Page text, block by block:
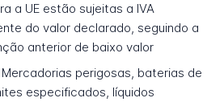
a UE estão sujeitas a IVA
do valor declarado, seguindo a
anterior de baixo valor
Mercadorias perigosas, baterias de
especificados, líquidos